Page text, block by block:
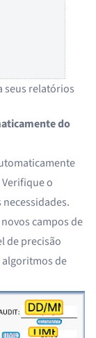
seus relatórios
do
o
campos de
de precisão
algoritmos de